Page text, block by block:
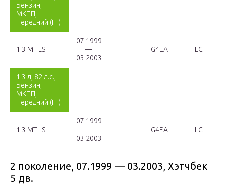
Бензин,
МКПП,
Передний (FF)
1.3 MT LS
07.1999
—
03.2003
G4EA LC
1.3 л, 82 л.с.,
Бензин,
МКПП,
Передний (FF)
1.3 MT LS
07.1999
—
03.2003
G4EA LC
2 поколение, 07.1999 — 03.2003, Хэтчбек
5 дв.